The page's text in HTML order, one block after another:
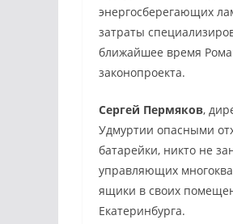
энергосберегающих
затраты
ближайшее время
законопроекта.
Сергей Пермяков,
Удмуртии опасными
батарейки, никто не
управляющих
ящики в своих
Екатеринбурга.